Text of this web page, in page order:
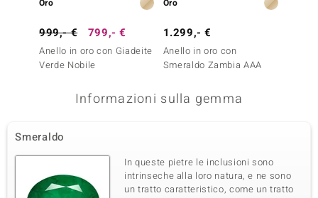
Oro
999,- € 799,- €
Anello in oro con Giadeite
Verde Nobile
Oro
1.299,- €
Anello in oro con
Smeraldo Zambia AAA
Informazioni sulla gemma
Smeraldo
In queste pietre le inclusioni sono
intrinseche alla loro natura, e ne sono
un tratto caratteristico, come un tratto